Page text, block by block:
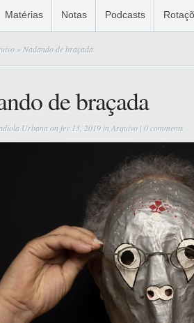
Matérias Notas Podcasts
» Nadando de braçada
de braçada
Urbanaon fev 13, 2019 inArquivo | 0 comments